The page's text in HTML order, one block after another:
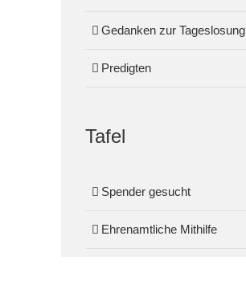
Gedanken zur Tageslosung
Predigten
Tafel
Spender gesucht
Ehrenamtliche Mithilfe